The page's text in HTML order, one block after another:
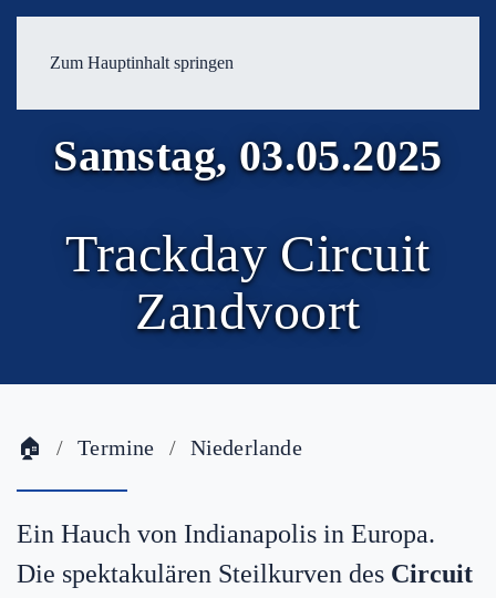
Zum Hauptinhalt springen
Samstag, 03.05.2025
Trackday Circuit
Zandvoort
🏠 Termine Niederlande
Ein Hauch von Indianapolis in Europa.
Die spektakulären Steilkurven des Circuit